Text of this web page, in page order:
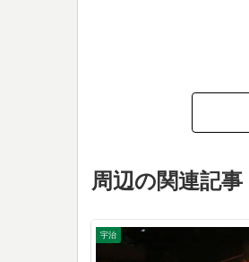
周辺の関連記事
宇治